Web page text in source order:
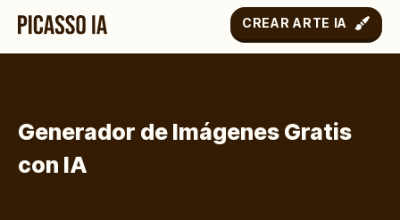
CREAR ARTE IA
Generador de Imágenes Gratis
con IA